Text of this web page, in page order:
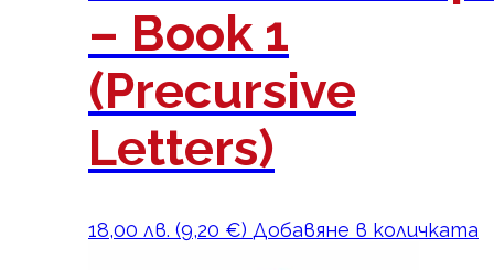
– Book 1
(Precursive
Letters)
18,00 лв. (9,20 €) Добавяне в количката